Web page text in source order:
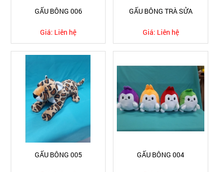
GẤU BÔNG 006
Giá: Liên hệ
GẤU BÔNG TRÀ SỬA
Giá: Liên hệ
GẤU BÔNG 005 GẤU BÔNG 004